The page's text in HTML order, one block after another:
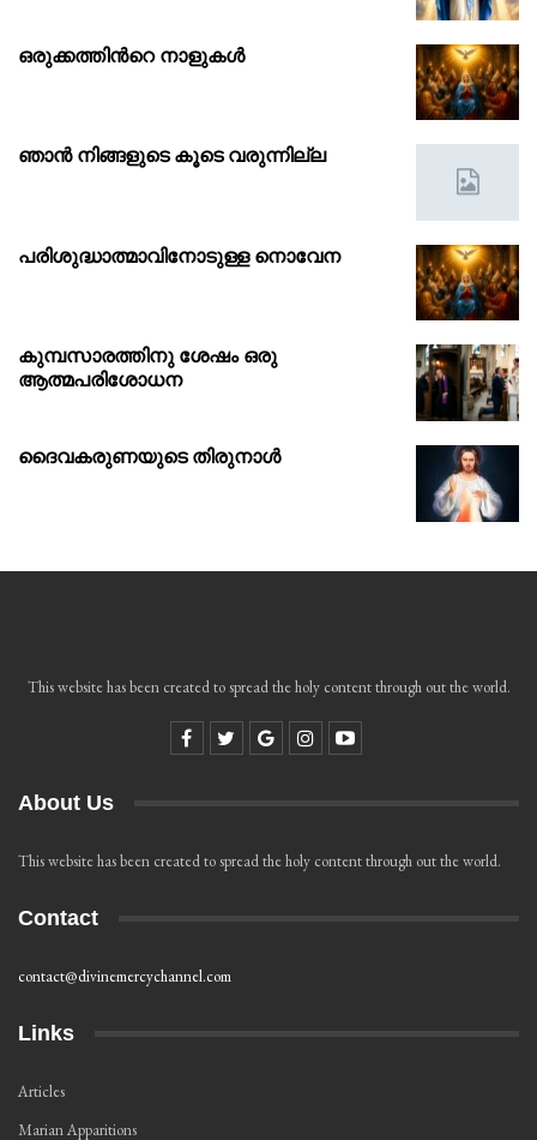
ഒരുക്കത്തിൻറെ നാളുകൾ
ഞാൻ നിങ്ങളുടെ കൂടെ വരുന്നില്ല
പരിശുദ്ധാത്മാവിനോടുള്ള നൊവേന
കുമ്പസാരത്തിനു ശേഷം ഒരു
ആത്മപരിശോധന
ദൈവകരുണയുടെ തിരുനാൾ
This website has been created to spread the holy content through out the world.
About Us
This website has been created to spread the holy content through out the world.
Contact
contact@divinemercychannel.com
Links
Articles
Marian Apparitions